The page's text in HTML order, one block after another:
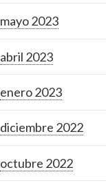
mayo 2023
abril 2023
enero 2023
diciembre 2022
octubre 2022